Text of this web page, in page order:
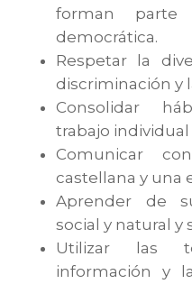
forman
democrática.
Respetar la
discriminación y
Consolidar
trabajo individual
Comunicar
castellana y una
Aprender de
social y natural y
Utilizar las
información y